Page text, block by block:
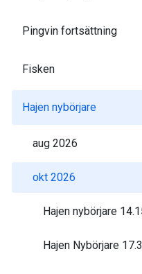
Pingvin fortsättning
Fisken
Hajen nybörjare
aug 2026
okt 2026
Hajen nybörjare
Hajen Nybörjare